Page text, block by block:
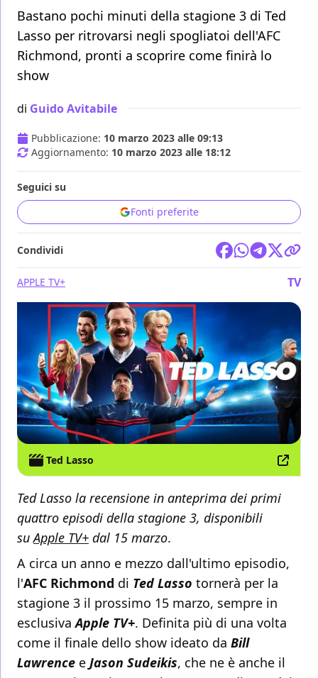
Bastano pochi minuti della stagione 3 di Ted
Lasso per ritrovarsi negli spogliatoi dell'AFC
Richmond, pronti a scoprire come finirà lo
show
di Guido Avitabile
Pubblicazione: 10 marzo 2023 alle 09:13
Aggiornamento: 10 marzo 2023 alle 18:12
Seguici su
Fonti preferite
Condividi
APPLE TV+ TV
Ted Lasso
Ted Lasso la recensione in anteprima dei primi
quattro episodi della stagione 3, disponibili
suApple TV+ dal 15 marzo.
A circa un anno e mezzo dall'ultimo episodio,
l'AFC Richmond di Ted Lasso tornerà per la
stagione 3 il prossimo 15 marzo, sempre in
esclusivaApple TV+. Definita più di una volta
come il finale dello show ideato da Bill
Lawrence e Jason Sudeikis, che ne è anche il